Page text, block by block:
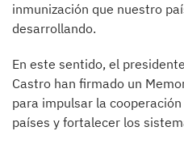
inmunización que nuestro
desarrollando.
En este sentido, el
Castro han firmado un
para impulsar la
países y fortalecer los